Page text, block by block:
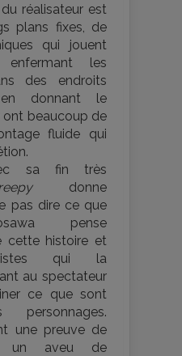
réalisateur est
plans fixes, de
qui jouent
enfermant les
des endroits
donnant le
ont beaucoup de
fluide qui
sa fin très
donne
pas dire ce que
pense
cette histoire et
qui la
au spectateur
ce que sont
personnages.
une preuve de
un aveu de